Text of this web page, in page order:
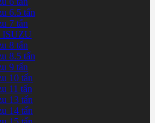
6.5 tấn
7 tấn
8 tấn
8.5 tấn
9 tấn
10 tấn
11 tấn
13 tấn
14 tấn